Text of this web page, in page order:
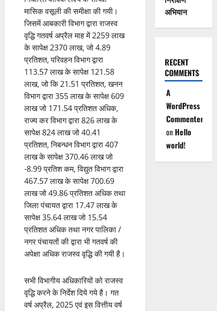
मासिक वसूली की समीक्षा की गयी।
जिसमें आबकारी विभाग द्वारा राजस्व
वृद्धि गतवर्ष अप्रैल माह में 2259 लाख
के सापेक्ष 2370 लाख, जो 4.89
प्रतिशत, परिवहन विभाग द्वारा
113.57 लाख के सापेक्ष 121.58
लाख, जो कि 21.51 प्रतिशत, खनन
विभाग द्वारा 355 लाख के सापेक्ष 609
लाख जो 171.54 प्रतिशत अधिक,
राज्य कर विभाग द्वारा 826 लाख के
सापेक्ष 824 लाख जो 40.41
प्रतिशत, निबन्धन विभाग द्वारा 407
लाख के सापेक्ष 370.46 लाख जो
-8.99 प्रतिश कम, विद्युत विभाग द्वारा
467.57 लाख के सापेक्ष 700.69
लाख जो 49.86 प्रतिशत अधिक तथा
जिला पंचायत द्वारा 17.47 लाख के
सापेक्ष 35.64 लाख जो 15.54
प्रतिशत अधिक तथा नगर पालिका /
नगर पंचायतों की द्वारा भी गतवर्ष की
अपेक्षा अधिक राजस्व वृद्धि की गयी है।
सभी विभागीय अधिकारियों को राजस्व
वृद्धि करने के निर्देश दिये गये है। गत
वर्ष अप्रैल, 2025 एवं इस वित्तीय वर्ष
अभियान
RECENT
COMMENTS
A
WordPress
Commenter
on Hello
world!